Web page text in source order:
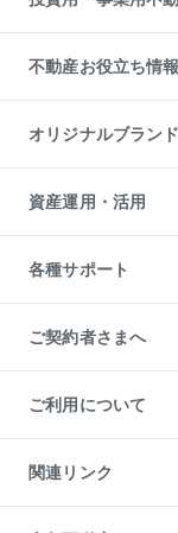
English 繁体中文簡
売却ガイド
賃貸管理プラン
リロケーションについ
貸すガイド
事業用不動産
マンション投資
投資用マンション
アパート経営
収益物件
ビル購入（ビル一棟）
投資用不動産の売却査定
事業用不動産の売却査
不動産お役立ち情報
マンションライブラリー
人気マンションランキ
暮らしに役立つ不動産
不動産相場・不動産価
不動産コラム・ニュー
不動産用語集
不動産なんでもネット
住まいの税金
オリジナルブランド
一棟リノベーションマ
L`GENTE（ルジェンテ
区分リノベーションマ
投資用一棟レジデンス
不動産小口投資
LEGACIA（レガシア）
資産運用・活用
不動産M&A
アセットマネジメント
各種サポート
相続サポート
リフォームサポート
ご契約者さまへ
ご紹介・再契約特典
入居者様専用-各種ご案
東急こすもす会「こす
ご利用について
金融商品取引について
東急リバブル ソーシャ
ご意見・お問い合わ
関連リンク